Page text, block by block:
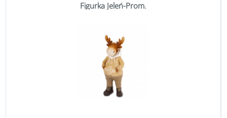
Figurka Jeleń-Prom.